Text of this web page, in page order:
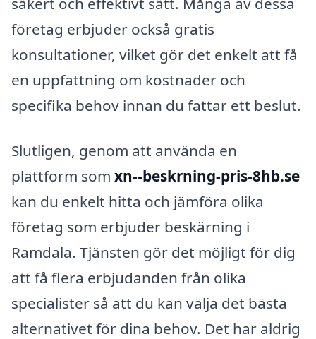
företag erbjuder också gratis
konsultationer, vilket gör det enkelt att få
en uppfattning om kostnader och
specifika behov innan du fattar ett beslut.
Slutligen, genom att använda en
plattform som xn--beskrning-pris-8hb.se
kan du enkelt hitta och jämföra olika
företag som erbjuder beskärning i
Ramdala. Tjänsten gör det möjligt för dig
att få flera erbjudanden från olika
specialister så att du kan välja det bästa
alternativet för dina behov. Det har aldrig